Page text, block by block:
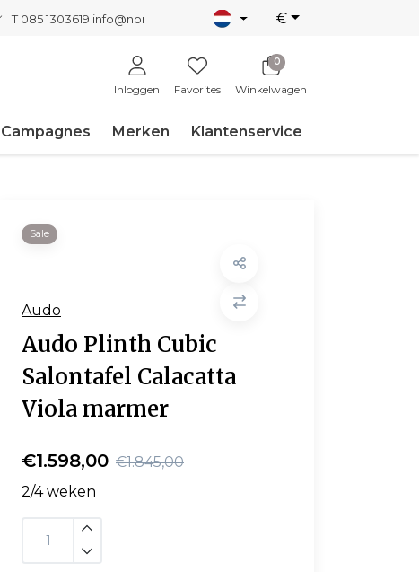
T 085 1303619 info@nordicnew.nl €
Inloggen Favorites
0
Winkelwagen
Campagnes Merken Klantenservice
Sale
Audo
Audo Plinth Cubic
Salontafel Calacatta
Viola marmer
€1.598,00 €1.845,00
2/4 weken